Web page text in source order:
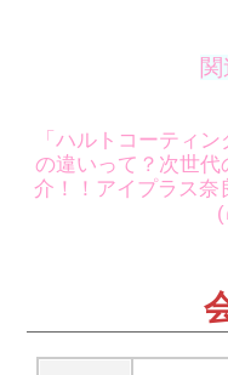
「ハルトコーティ
の違いって？次世
介！！アイプラス奈